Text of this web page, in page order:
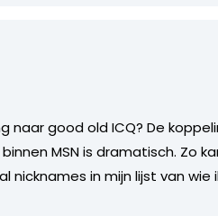
naar good old ICQ? De
MSN is dramatisch. Zo
nicknames in mijn lijst van wie